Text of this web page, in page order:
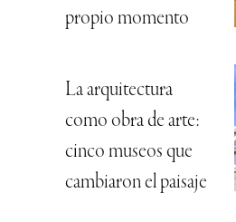
propio momento
La arquitectura
como obra de arte:
cinco museos que
cambiaron el paisaje